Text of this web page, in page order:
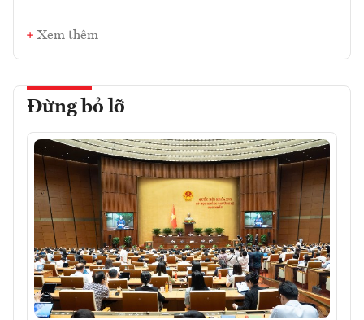
Xem thêm
Đừng bỏ lỡ